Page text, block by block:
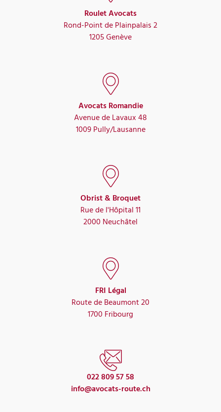
Roulet Avocats
Rond-Point de Plainpalais 2
1205 Genève
Avocats Romandie
Avenue de Lavaux 48
1009 Pully/Lausanne
Obrist & Broquet
Rue de l'Hôpital 11
2000 Neuchâtel
FRI Légal
Route de Beaumont 20
1700 Fribourg
022 809 57 58
info@avocats-route.ch